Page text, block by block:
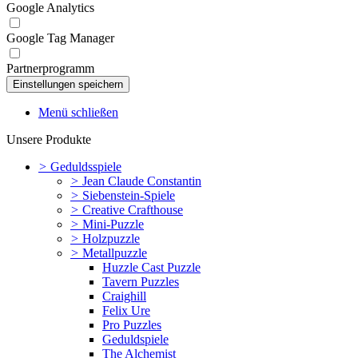
Google Analytics
Google Tag Manager
Partnerprogramm
Menü schließen
Unsere Produkte
> Geduldsspiele
> Jean Claude Constantin
> Siebenstein-Spiele
> Creative Crafthouse
> Mini-Puzzle
> Holzpuzzle
> Metallpuzzle
Huzzle Cast Puzzle
Tavern Puzzles
Craighill
Felix Ure
Pro Puzzles
Geduldspiele
The Alchemist